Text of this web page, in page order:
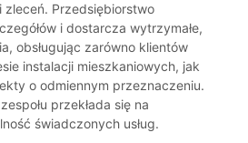
zleceń. Przedsiębiorstwo
i dostarcza wytrzymałe,
obsługując zarówno klientów
instalacji mieszkaniowych, jak
o odmiennym przeznaczeniu.
przekłada się na
świadczonych usług.